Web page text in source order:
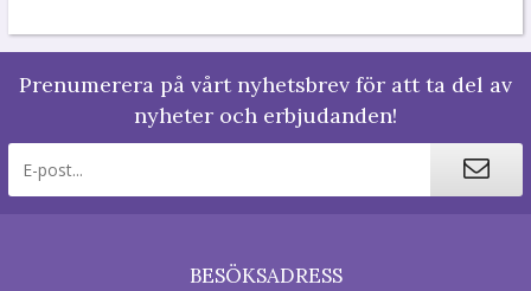
Prenumerera på vårt nyhetsbrev för att ta del av
nyheter och erbjudanden!
BESÖKSADRESS